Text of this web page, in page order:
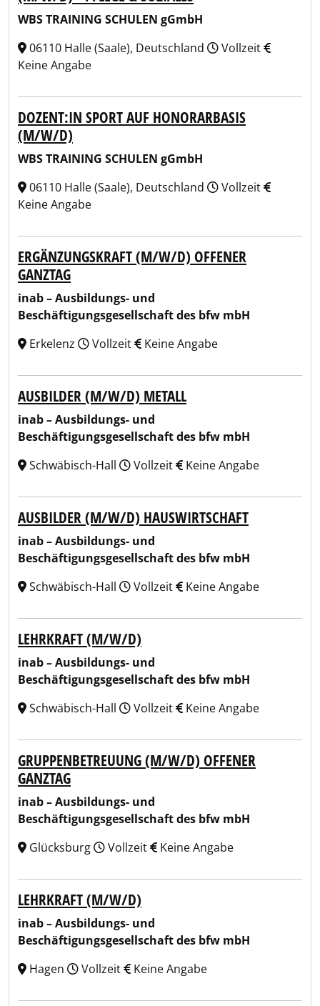
WBS TRAINING SCHULEN gGmbH
06110 Halle (Saale), Deutschland
Vollzeit
Keine Angabe
DOZENT:IN SPORT AUF HONORARBASIS
(M/W/D)
WBS TRAINING SCHULEN gGmbH
06110 Halle (Saale), Deutschland
Vollzeit
Keine Angabe
ERGÄNZUNGSKRAFT (M/W/D) OFFENER
GANZTAG
inab – Ausbildungs- und
Beschäftigungsgesellschaft des bfw mbH
Erkelenz
Vollzeit Keine Angabe
AUSBILDER (M/W/D) METALL
inab – Ausbildungs- und
Beschäftigungsgesellschaft des bfw mbH
Schwäbisch-Hall
Vollzeit Keine Angabe
AUSBILDER (M/W/D) HAUSWIRTSCHAFT
inab – Ausbildungs- und
Beschäftigungsgesellschaft des bfw mbH
Schwäbisch-Hall
Vollzeit Keine Angabe
LEHRKRAFT (M/W/D)
inab – Ausbildungs- und
Beschäftigungsgesellschaft des bfw mbH
Schwäbisch-Hall
Vollzeit Keine Angabe
GRUPPENBETREUUNG (M/W/D) OFFENER
GANZTAG
inab – Ausbildungs- und
Beschäftigungsgesellschaft des bfw mbH
Glücksburg
Vollzeit Keine Angabe
LEHRKRAFT (M/W/D)
inab – Ausbildungs- und
Beschäftigungsgesellschaft des bfw mbH
Hagen
Vollzeit Keine Angabe